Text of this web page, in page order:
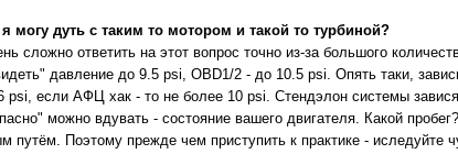
могу дуть с таким то мотором и такой то турбиной?
сложно ответить на этот вопрос точно из-за большого
давление до 9.5 psi, OBD1/2 - до 10.5 psi. Опять таки,
psi, если АФЦ хак - то не более 10 psi. Стендэлон системы
можно вдувать - состояние вашего двигателя. Какой
путём. Поэтому прежде чем приступить к практике - иследуйте